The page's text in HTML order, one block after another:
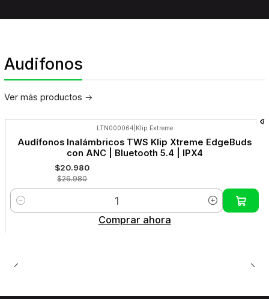
Audifonos
Ver más productos
-22%
OFF
LTN000064 Klip Extreme
Audífonos Inalámbricos TWS Klip Xtreme EdgeBuds
con ANC | Bluetooth 5.4 | IPX4
$20.980
$26.980
Cantidad
Comprar ahora